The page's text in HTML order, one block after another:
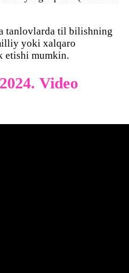
tanlovlarda til bilishning
yoki xalqaro
etishi mumkin.
Video